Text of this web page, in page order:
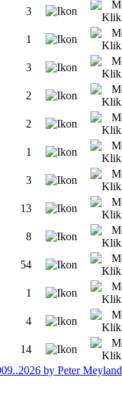
3
1
3
2
2
1
3
13
8
54
1
4
14
by Peter Meyland